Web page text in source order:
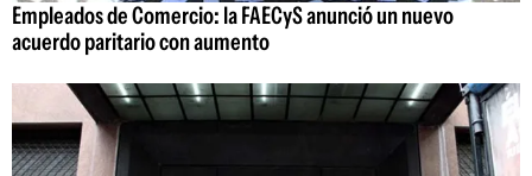
Empleados de Comercio: la FAECyS anunció un nuevo
acuerdo paritario con aumento